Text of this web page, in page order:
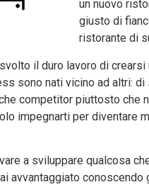
un nuovo
giusto di
ristorante di
il duro lavoro di crearsi
sono nati vicino ad altri: di
competitor piuttosto che
impegnarti per diventare
a sviluppare qualcosa
avvantaggiato conoscendo